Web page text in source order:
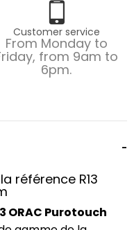
Customer service
From Monday to
from 9am to
6pm.
référence R13
ORAC Purotouch